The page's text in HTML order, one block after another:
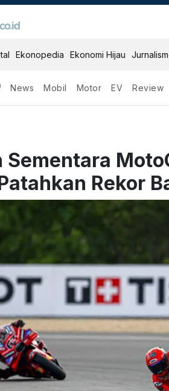
Ekonopedia Ekonomi Hijau
News Mobil Motor EV Review
Sementara
Rekor